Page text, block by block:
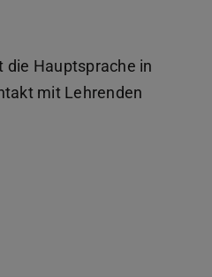
Hauptsprache in
mit Lehrenden